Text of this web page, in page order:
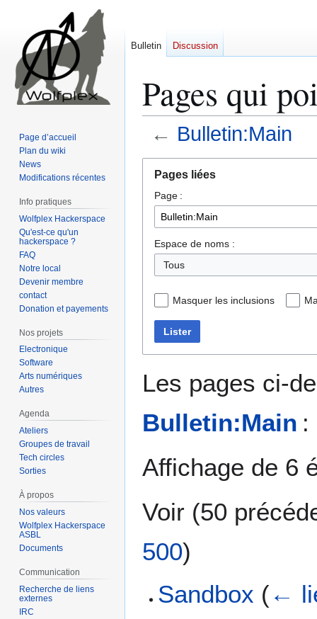
Pages qui
← Bulletin:Main
navigation
recherche
Pages liées
Page :
Espace de noms :
Tous
Masquer les inclusions
Lister
Les pages ci-
Bulletin:Main :
Affichage de 6
Voir (50
500)
Sandbox (←
Bulletin Discussion
Page d’accueil
Plan du wiki
News
Modifications récentes
Info pratiques
Wolfplex Hackerspace
Qu'est-ce qu'un
hackerspace ?
FAQ
Notre local
Devenir membre
contact
Donation et payements
Nos projets
Electronique
Software
Arts numériques
Autres
Agenda
Ateliers
Groupes de travail
Tech circles
Sorties
À propos
Nos valeurs
Wolfplex Hackerspace
ASBL
Documents
Communication
Recherche de liens
externes
IRC